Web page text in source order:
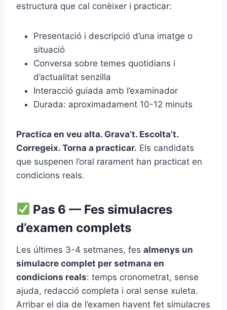
estructura que cal conèixer i practicar:
Presentació i descripció d’una imatge o
situació
Conversa sobre temes quotidians i
d’actualitat senzilla
Interacció guiada amb l’examinador
Durada: aproximadament 10-12 minuts
Practica en veu alta. Grava’t. Escolta’t.
Corregeix. Torna a practicar. Els candidats
que suspenen l’oral rarament han practicat en
condicions reals.
Pas 6 — Fes simulacres
d’examen complets
Les últimes 3-4 setmanes, fes almenys un
simulacre complet per setmana en
condicions reals: temps cronometrat, sense
ajuda, redacció completa i oral sense xuleta.
Arribar el dia de l’examen havent fet simulacres